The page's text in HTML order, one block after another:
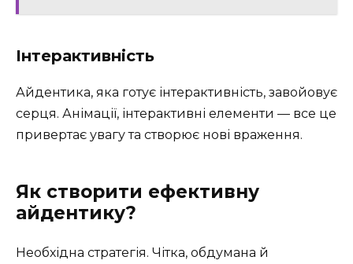
Інтерактивність
Айдентика, яка готує інтерактивність, завойовує
серця. Анімації, інтерактивні елементи — все це
привертає увагу та створює нові враження.
Як створити ефективну
айдентику?
Необхідна стратегія. Чітка, обдумана й